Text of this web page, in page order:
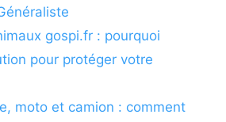
gospi.fr : pourquoi
pour protéger votre
moto et camion : comment